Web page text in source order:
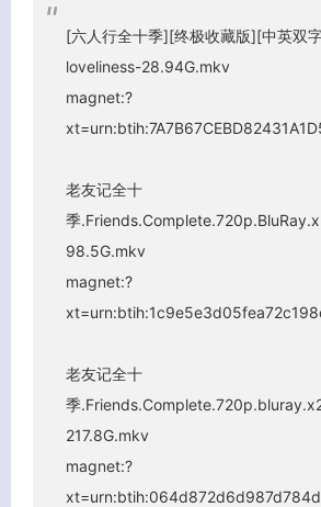
[六人行全十季][终极收藏版][中英双
loveliness-28.94G.mkv
magnet:?
老友记全十
季
98.5G.mkv
magnet:?
老友记全十
季
217.8G.mkv
magnet:?